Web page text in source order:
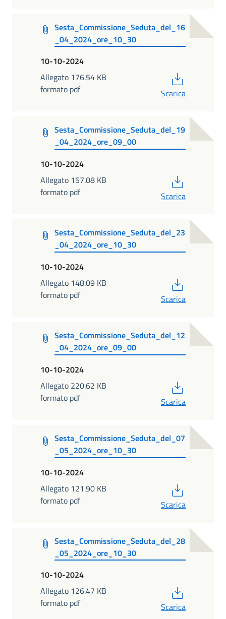
Sesta_Commissione_Seduta_del_16
_04_2024_ore_10_30
10-10-2024
Allegato 176.54 KB
formato pdf
Scarica
Sesta_Commissione_Seduta_del_19
_04_2024_ore_09_00
10-10-2024
Allegato 157.08 KB
formato pdf
Scarica
Sesta_Commissione_Seduta_del_23
_04_2024_ore_10_30
10-10-2024
Allegato 148.09 KB
formato pdf
Scarica
Sesta_Commissione_Seduta_del_12
_04_2024_ore_09_00
10-10-2024
Allegato 220.62 KB
formato pdf
Scarica
Sesta_Commissione_Seduta_del_07
_05_2024_ore_10_30
10-10-2024
Allegato 121.90 KB
formato pdf
Scarica
Sesta_Commissione_Seduta_del_28
_05_2024_ore_10_30
10-10-2024
Allegato 126.47 KB
formato pdf
Scarica